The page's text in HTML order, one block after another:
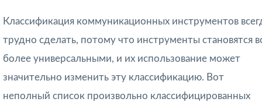
Классификация коммуникационных инструментов
трудно сделать, потому что инструменты становятся
более универсальными, и их использование может
значительно изменить эту классификацию. Вот
неполный список произвольно классифицированных